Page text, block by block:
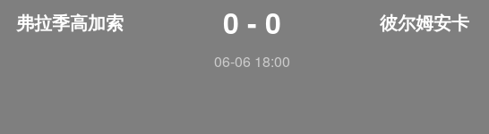
弗拉季高加索 0 - 0 彼尔姆安卡
06-06 18:00